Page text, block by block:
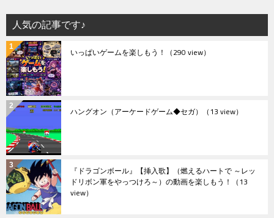
人気の記事です♪
いっぱいゲームを楽しもう！ （290 view）
ハングオン（アーケードゲーム◆セガ） （13 view）
『ドラゴンボール』【挿入歌】（燃えるハートで ～レッ
ドリボン軍をやっつけろ～）の動画を楽しもう！ （13
view）